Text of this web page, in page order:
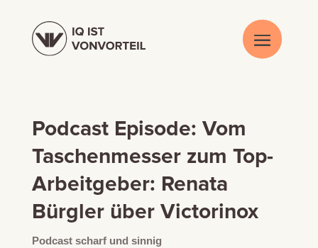
Podcast Episode: Vom
Taschenmesser zum Top-
Arbeitgeber: Renata
Bürgler über Victorinox
Podcast scharf und sinnig